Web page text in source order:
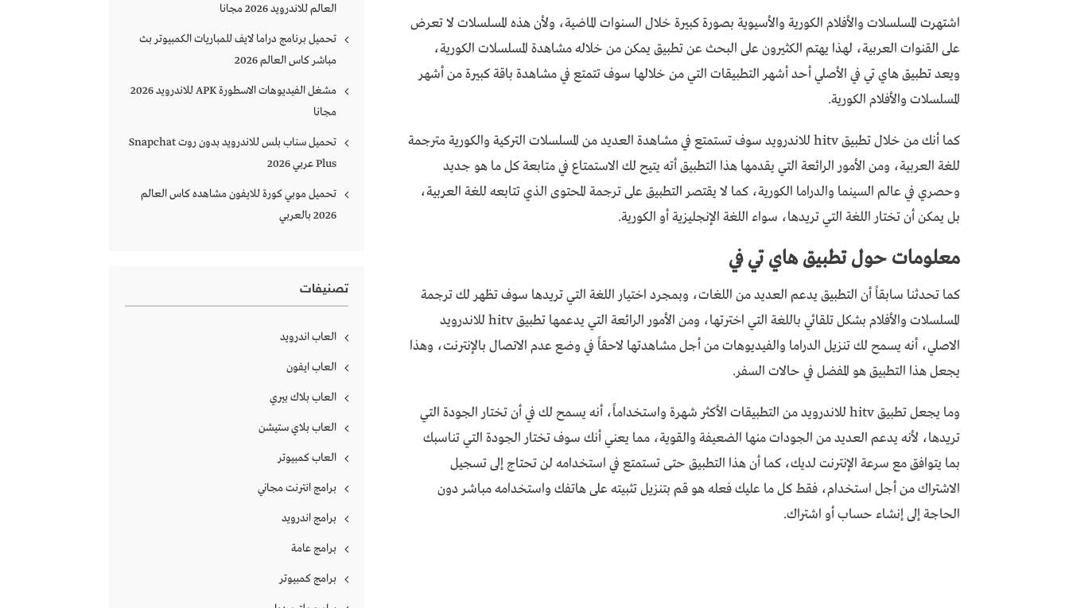
اشتهرت المسلسلات والأفلام الكورية والأسيوية بصورة كبيرة خلال السنوات الماضية، ولأن هذه المسلسلات لا تعرض
على القنوات العربية، لهذا يهتم الكثيرون على البحث عن تطبيق يمكن من خلاله مشاهدة المسلسلات الكورية،
ويعد تطبيق هاي تي في الأصلي أحد أشهر التطبيقات التي من خلالها سوف تتمتع في مشاهدة باقة كبيرة من أشهر
المسلسلات والأفلام الكورية.
كما أنك من خلال تطبيق hitv للاندرويد سوف تستمتع في مشاهدة العديد من المسلسلات التركية والكورية مترجمة
للغة العربية، ومن الأمور الرائعة التي يقدمها هذا التطبيق أته يتيح لك الاستمتاع في متابعة كل ما هو جديد
وحصري في عالم السينما والدراما الكورية، كما لا يقتصر التطبيق على ترجمة المحتوى الذي تتابعه للغة العربية،
بل يمكن أن تختار اللغة التي تريدها، سواء اللغة الإنجليزية أو الكورية.
معلومات حول تطبيق هاي تي في
كما تحدثنا سابقاً أن التطبيق يدعم العديد من اللغات، وبمجرد اختيار اللغة التي تريدها سوف تظهر لك ترجمة
المسلسلات والأفلام بشكل تلقائي باللغة التي اخترتها، ومن الأمور الرائعة التي يدعمها تطبيق hitv للاندرويد
الاصلي، أنه يسمح لك تنزيل الدراما والفيديوهات من أجل مشاهدتها لاحقاً في وضع عدم الاتصال بالإنترنت، وهذا
يجعل هذا التطبيق هو المفضل في حالات السفر.
وما يجعل تطبيق hitv للاندرويد من التطبيقات الأكثر شهرة واستخداماً، أنه يسمح لك في أن تختار الجودة التي
تريدها، لأنه يدعم العديد من الجودات منها الضعيفة والقوية، مما يعني أنك سوف تختار الجودة التي تناسبك
بما يتوافق مع سرعة الإنترنت لديك، كما أن هذا التطبيق حتى تستمتع في استخدامه لن تحتاج إلى تسجيل
الاشتراك من أجل استخدام، فقط كل ما عليك فعله هو قم بتنزيل تثبيته على هاتفك واستخدامه مباشر دون
الحاجة إلى إنشاء حساب أو اشتراك.
العالم للاندرويد 2026 مجانا
تحميل برنامج دراما لايف للمباريات الكمبيوتر بث
مباشر كاس العالم 2026
مشغل الفيديوهات الاسطورة APK للاندرويد 2026
مجانا
تحميل سناب بلس للاندرويد بدون روت Snapchat
Plus‏ عربي 2026
تحميل موبي كورة للايفون مشاهده كاس العالم
2026 بالعربي
تصنيفات
العاب اندرويد
العاب ايفون
العاب بلاك بيري
العاب بلاي ستيشن
العاب كمبيوتر
برامج انترنت مجاني
برامج اندرويد
برامج عامة
برامج كمبيوتر